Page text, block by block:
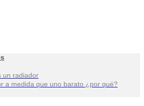
un radiador
a medida que uno barato ¿por qué?